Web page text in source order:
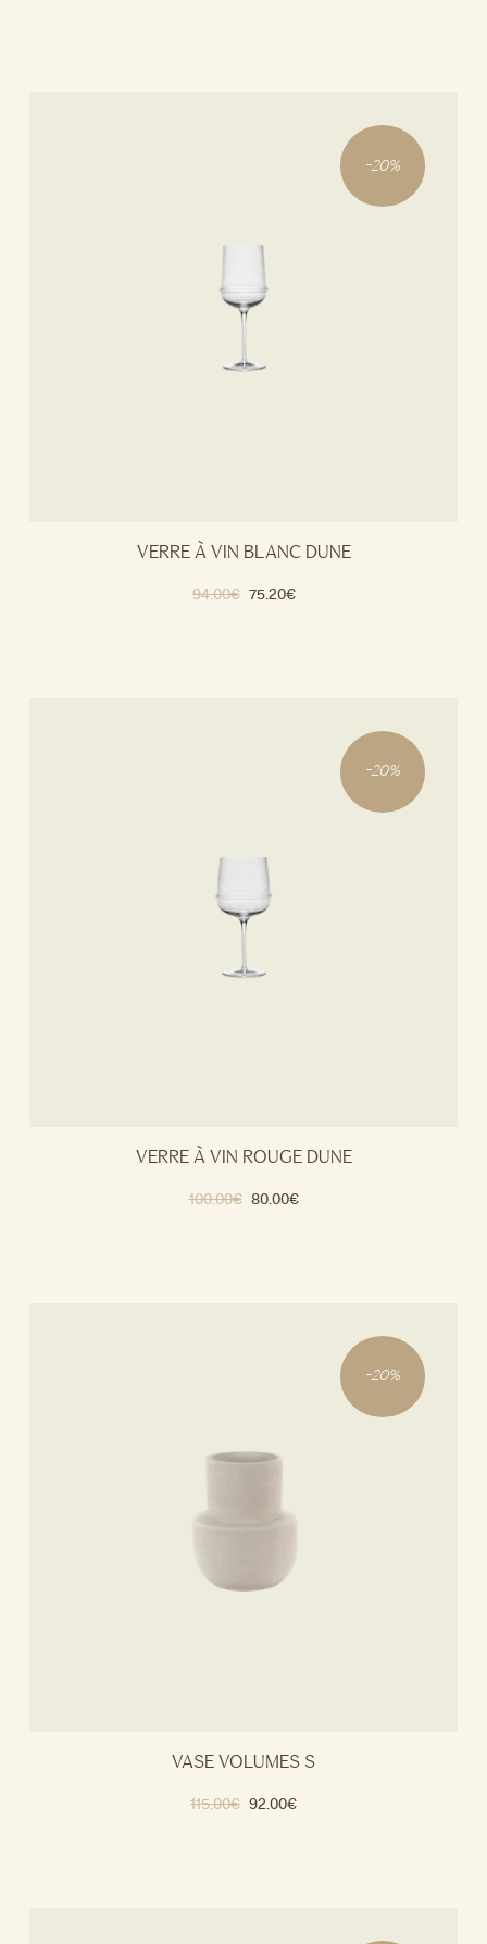
-20%
VERRE À VIN BLANC DUNE
94.00€ 75.20€
-20%
VERRE À VIN ROUGE DUNE
100.00€ 80.00€
-20%
VASE VOLUMES S
115.00€ 92.00€